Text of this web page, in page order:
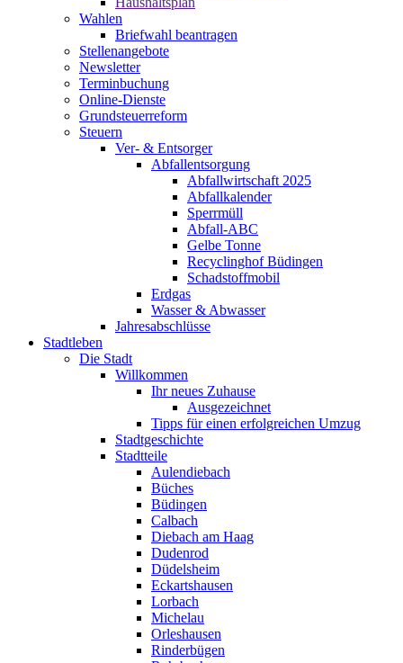
Wahlen
Briefwahl beantragen
Stellenangebote
Newsletter
Terminbuchung
Online-Dienste
Grundsteuerreform
Steuern
Ver- & Entsorger
Abfallentsorgung
Abfallwirtschaft 2025
Abfallkalender
Sperrmüll
Abfall-ABC
Gelbe Tonne
Recyclinghof Büdingen
Schadstoffmobil
Erdgas
Wasser & Abwasser
Jahresabschlüsse
Stadtleben
Die Stadt
Willkommen
Ihr neues Zuhause
Ausgezeichnet
Tipps für einen erfolgreichen Umzug
Stadtgeschichte
Stadtteile
Aulendiebach
Büches
Büdingen
Calbach
Diebach am Haag
Dudenrod
Düdelsheim
Eckartshausen
Lorbach
Michelau
Orleshausen
Rinderbügen